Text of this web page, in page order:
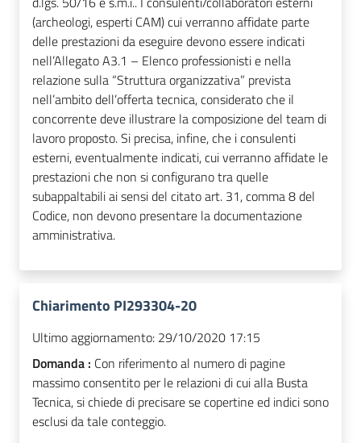
(archeologi, esperti CAM) cui verranno affidate parte
delle prestazioni da eseguire devono essere indicati
nell’Allegato A3.1 – Elenco professionisti e nella
relazione sulla “Struttura organizzativa” prevista
nell’ambito dell’offerta tecnica, considerato che il
concorrente deve illustrare la composizione del team di
lavoro proposto. Si precisa, infine, che i consulenti
esterni, eventualmente indicati, cui verranno affidate le
prestazioni che non si configurano tra quelle
subappaltabili ai sensi del citato art. 31, comma 8 del
Codice, non devono presentare la documentazione
amministrativa.
Chiarimento PI293304-20
Ultimo aggiornamento: 29/10/2020 17:15
Domanda : Con riferimento al numero di pagine
massimo consentito per le relazioni di cui alla Busta
Tecnica, si chiede di precisare se copertine ed indici sono
esclusi da tale conteggio.